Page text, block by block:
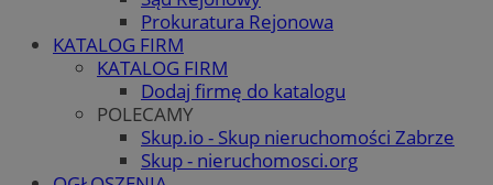
Prokuratura Rejonowa
KATALOG FIRM
KATALOG FIRM
Dodaj firmę do katalogu
POLECAMY
Skup.io - Skup nieruchomości Zabrze
Skup - nieruchomosci.org